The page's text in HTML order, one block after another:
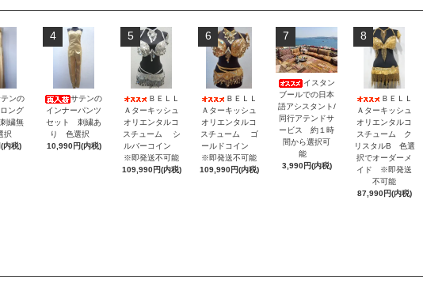
ンの
ング
繍無
択
内税)
4
サテンの
インナーパンツ
セット 刺繍あ
り 色選択
10,990円(内税)
5
ＢＥＬＬ
Ａターキッシュ
オリエンタルコ
スチューム シ
ルバーコイン
※即発送不可能
109,990円(内税)
6
ＢＥＬＬ
Ａターキッシュ
オリエンタルコ
スチューム ゴ
ールドコイン
※即発送不可能
109,990円(内税)
7
イスタン
ブールでの日本
語アシスタント/
同行アテンドサ
ービス 約１時
間から選択可
能
3,990円(内税)
8
ＢＥＬＬ
Ａターキッシュ
オリエンタルコ
スチューム ク
リスタルB 色選
択でオーダーメ
イド ※即発送
不可能
87,990円(内税)